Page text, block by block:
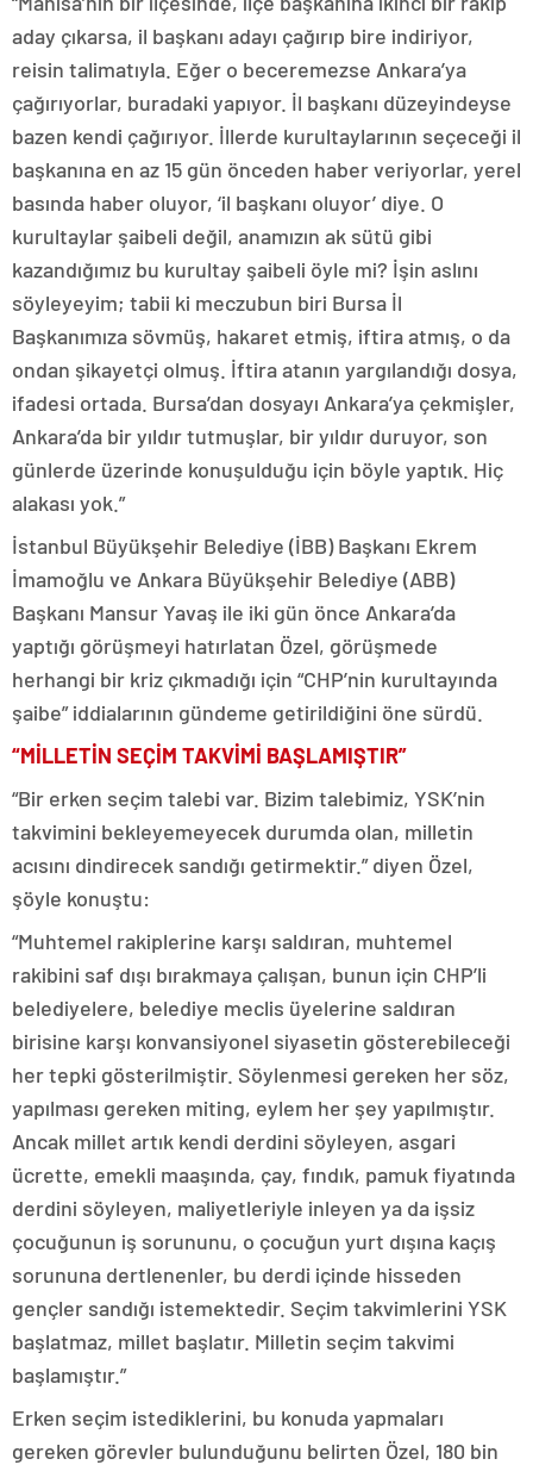
aday çıkarsa, il başkanı adayı çağırıp bire indiriyor,
reisin talimatıyla. Eğer o beceremezse Ankara’ya
çağırıyorlar, buradaki yapıyor. İl başkanı düzeyindeyse
bazen kendi çağırıyor. İllerde kurultaylarının seçeceği il
başkanına en az 15 gün önceden haber veriyorlar, yerel
basında haber oluyor, ‘il başkanı oluyor’ diye. O
kurultaylar şaibeli değil, anamızın ak sütü gibi
kazandığımız bu kurultay şaibeli öyle mi? İşin aslını
söyleyeyim; tabii ki meczubun biri Bursa İl
Başkanımıza sövmüş, hakaret etmiş, iftira atmış, o da
ondan şikayetçi olmuş. İftira atanın yargılandığı dosya,
ifadesi ortada. Bursa’dan dosyayı Ankara’ya çekmişler,
Ankara’da bir yıldır tutmuşlar, bir yıldır duruyor, son
günlerde üzerinde konuşulduğu için böyle yaptık. Hiç
alakası yok.”
İstanbul Büyükşehir Belediye (İBB) Başkanı Ekrem
İmamoğlu ve Ankara Büyükşehir Belediye (ABB)
Başkanı Mansur Yavaş ile iki gün önce Ankara’da
yaptığı görüşmeyi hatırlatan Özel, görüşmede
herhangi bir kriz çıkmadığı için “CHP’nin kurultayında
şaibe” iddialarının gündeme getirildiğini öne sürdü.
“MİLLETİN SEÇİM TAKVİMİ BAŞLAMIŞTIR”
“Bir erken seçim talebi var. Bizim talebimiz, YSK’nin
takvimini bekleyemeyecek durumda olan, milletin
acısını dindirecek sandığı getirmektir.” diyen Özel,
şöyle konuştu:
“Muhtemel rakiplerine karşı saldıran, muhtemel
rakibini saf dışı bırakmaya çalışan, bunun için CHP’li
belediyelere, belediye meclis üyelerine saldıran
birisine karşı konvansiyonel siyasetin gösterebileceği
her tepki gösterilmiştir. Söylenmesi gereken her söz,
yapılması gereken miting, eylem her şey yapılmıştır.
Ancak millet artık kendi derdini söyleyen, asgari
ücrette, emekli maaşında, çay, fındık, pamuk fiyatında
derdini söyleyen, maliyetleriyle inleyen ya da işsiz
çocuğunun iş sorununu, o çocuğun yurt dışına kaçış
sorununa dertlenenler, bu derdi içinde hisseden
gençler sandığı istemektedir. Seçim takvimlerini YSK
başlatmaz, millet başlatır. Milletin seçim takvimi
başlamıştır.”
Erken seçim istediklerini, bu konuda yapmaları
gereken görevler bulunduğunu belirten Özel, 180 bin